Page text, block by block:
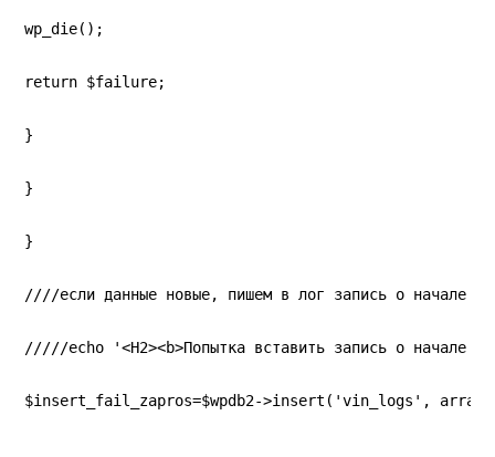
wp_die();
return $failure;
}
}
}
////если данные новые, пишем в лог запись о начале
/////echo '<H2><b>Попытка вставить запись о начале
$insert_fail_zapros=$wpdb2->insert('vin_logs',